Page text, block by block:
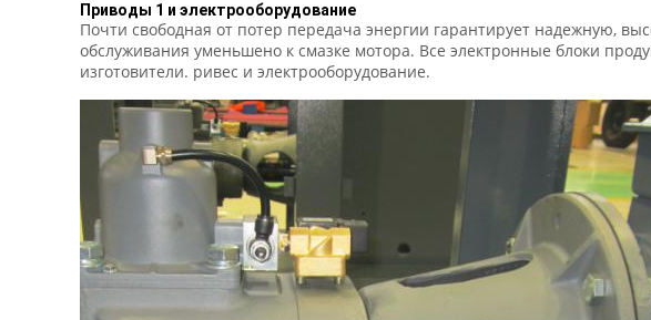
Приводы 1 и электрооборудование
Почти свободная от потер передача энергии гарантирует надежную,
обслуживания уменьшено к смазке мотора. Все электронные блоки
изготовители. ривес и электрооборудование.